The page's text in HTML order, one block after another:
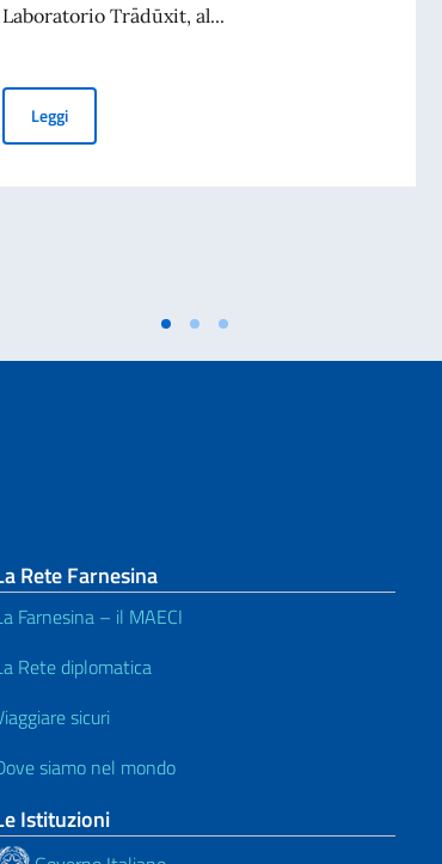
di mantenimento della pace e della sicurezza
Laboratorio Trādūxit, al...
LeggiTerza edizione di ‘M’Illumino / D’Immenso’, Premio
Rete Farnesina
Farnesina – il MAECI
Rete diplomatica
sicuri
siamo nel mondo
Istituzioni